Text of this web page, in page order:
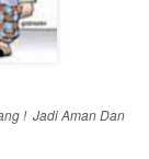
! Jadi Aman Dan